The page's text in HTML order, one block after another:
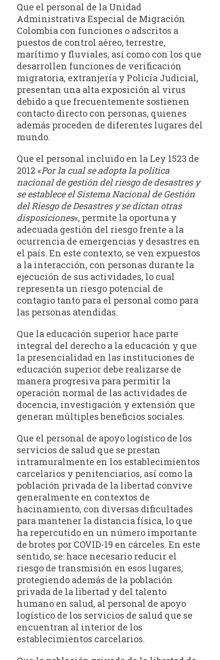
Que el personal de la Unidad
Administrativa Especial de Migración
Colombia con funciones o adscritos a
puestos de control aéreo, terrestre,
marítimo y fluviales, así como con los que
desarrollen funciones de verificación
migratoria, extranjería y Policía Judicial,
presentan una alta exposición al virus
debido a que frecuentemente sostienen
contacto directo con personas, quienes
además proceden de diferentes lugares del
mundo.
Que el personal incluido en la Ley 1523 de
2012 «Por la cual se adopta la política
nacional de gestión del riesgo de desastres y
se establece el Sistema Nacional de Gestión
del Riesgo de Desastres y se dictan otras
disposiciones«, permite la oportuna y
adecuada gestión del riesgo frente a la
ocurrencia de emergencias y desastres en
el país. En este contexto, se ven expuestos
a la interacción, con personas durante la
ejecución de sus actividades, lo cual
representa un riesgo potencial de
contagio tanto para el personal como para
las personas atendidas.
Que la educación superior hace parte
integral del derecho a la educación y que
la presencialidad en las instituciones de
educación superior debe realizarse de
manera progresiva para permitir la
operación normal de las actividades de
docencia, investigación y extensión que
generan múltiples beneficios sociales.
Que el personal de apoyo logístico de los
servicios de salud que se prestan
intramuralmente en los establecimientos
carcelarios y penitenciarios, así como la
población privada de la libertad convive
generalmente en contextos de
hacinamiento, con diversas dificultades
para mantener la distancia física, lo que
ha repercutido en un número importante
de brotes por COVID-19 en cárceles. En este
sentido, se: hace necesario reducir el
riesgo de transmisión en esos lugares,
protegiendo además de la población
privada de la libertad y del talento
humano en salud, al personal de apoyo
logístico de los servicios de salud que se
encuentran al interior de los
establecimientos carcelarios.